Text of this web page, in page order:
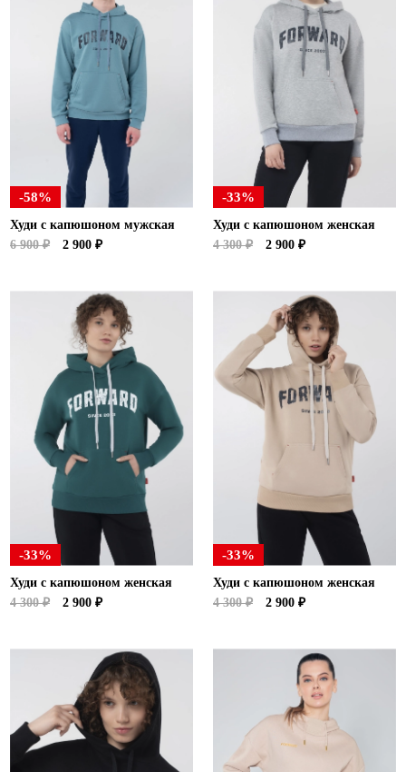
Ханты-Мансийский автономный округ (3)
Челябинская область (2)
Ямало-Ненецкий автономный округ (1)
Ярославская область (1)
-58%
Худи с капюшоном мужская
6 900 ₽
2 900 ₽
-33%
Худи с капюшоном женская
4 300 ₽
2 900 ₽
-33%
Худи с капюшоном женская
4 300 ₽
2 900 ₽
-33%
Худи с капюшоном женская
4 300 ₽
2 900 ₽